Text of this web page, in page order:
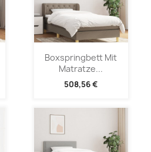
Boxspringbett Mit
Matratze...
508,56 €